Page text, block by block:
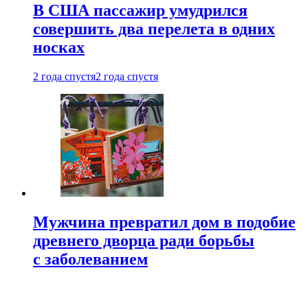
В США пассажир умудрился
совершить два перелета в одних
носках
2 года спустя2 года спустя
Мужчина превратил дом в подобие
древнего дворца ради борьбы
с заболеванием